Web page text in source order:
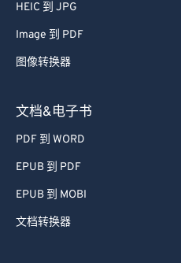
HEIC 到 JPG
Image 到 PDF
图像转换器
文档&电子书
PDF 到 WORD
EPUB 到 PDF
EPUB 到 MOBI
文档转换器